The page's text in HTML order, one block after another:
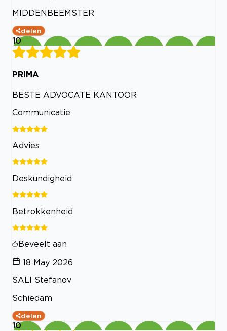
MIDDENBEEMSTER
delen
10
PRIMA
BESTE ADVOCATE KANTOOR
Communicatie
Advies
Deskundigheid
Betrokkenheid
Beveelt aan
18 May 2026
SALI Stefanov
Schiedam
delen
10